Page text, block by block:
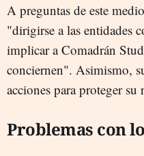
A preguntas de este
"dirigirse a las entidades
implicar a Comadrán
conciernen". Asimismo,
acciones para proteger su
Problemas con